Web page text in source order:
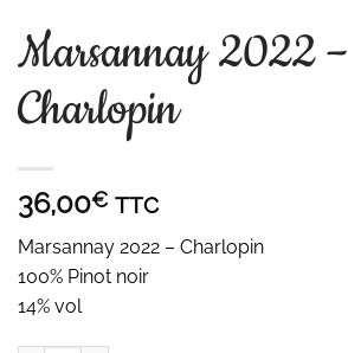
Marsannay 2022 –
Charlopin
36,00€ TTC
Marsannay 2022 – Charlopin
100% Pinot noir
14% vol